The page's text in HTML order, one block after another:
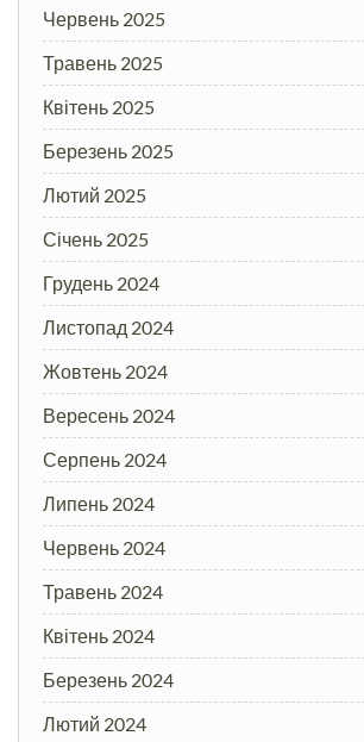
Червень 2025
Травень 2025
Квітень 2025
Березень 2025
Лютий 2025
Січень 2025
Грудень 2024
Листопад 2024
Жовтень 2024
Вересень 2024
Серпень 2024
Липень 2024
Червень 2024
Травень 2024
Квітень 2024
Березень 2024
Лютий 2024